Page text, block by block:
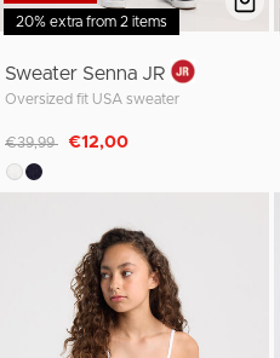
20% extra from 2 items
Sweater Senna JR
Oversized fit USA sweater
Afgeprijsd van
€39,99 naar
€12,00